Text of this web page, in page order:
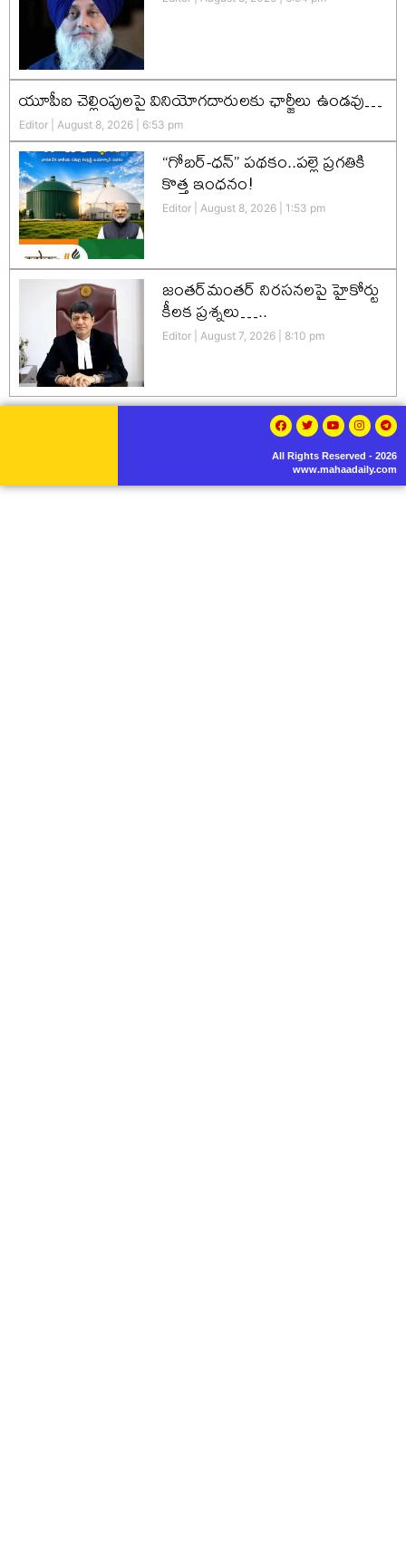
యూపీఐ చెల్లింపులపై వినియోగదారులకు ఛార్జీలు ఉండవు…
Editor August 8, 2026 6:53 pm
“గోబర్-ధన్” పథకం..పల్లె ప్రగతికి
కొత్త ఇంధనం!
Editor August 8, 2026 1:53 pm
జంతర్‌మంతర్ నిరసనలపై హైకోర్టు
కీలక ప్రశ్నలు…..
Editor August 7, 2026 8:10 pm
All Rights Reserved - 2026
www.mahaadaily.com